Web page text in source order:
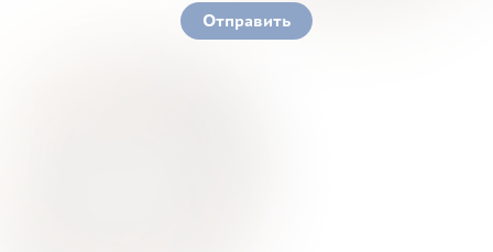
Отправить